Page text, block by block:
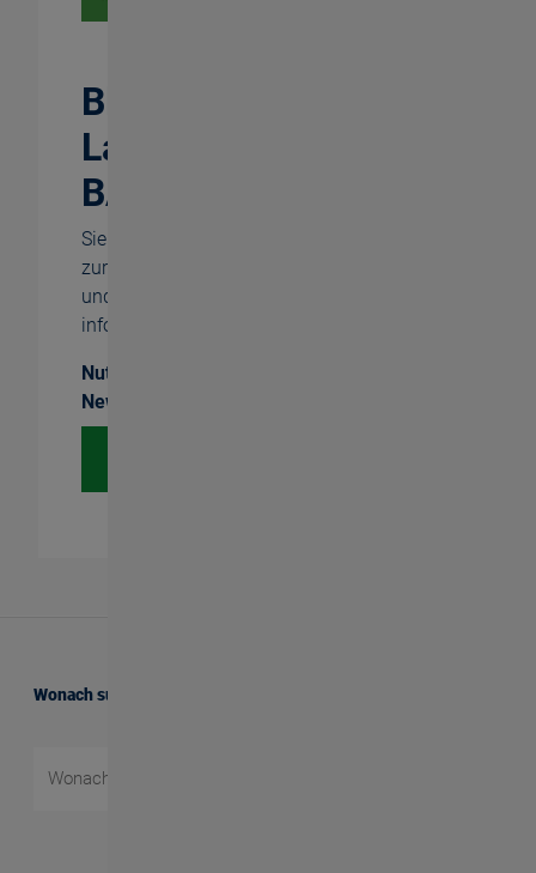
Bleiben Sie auf dem
Laufenden mit dem
BASS Newsletter
Sie wollen regelmäßig kurz und prägnant
zur effizienten Innengewindebearbeitung
und über Neuigkeiten aus dem Hause BASS
informiert werden?
Nutzen Sie unsere kostenfreien bassianer-
Newsletter.
Wonach suchen Sie?